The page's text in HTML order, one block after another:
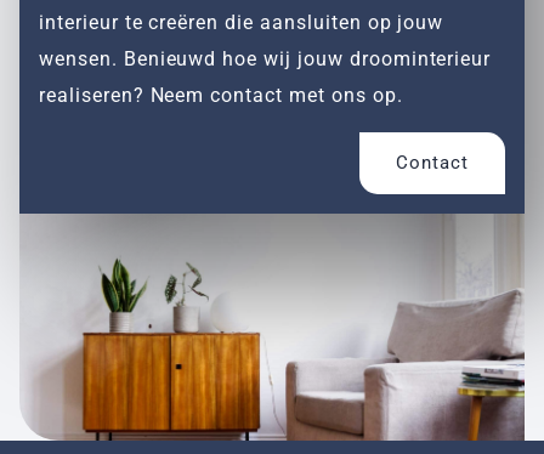
interieur te creëren die aansluiten op jouw
wensen. Benieuwd hoe wij jouw droominterieur
realiseren? Neem contact met ons op.
Contact